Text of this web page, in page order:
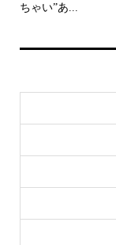
ちゃい”あ...